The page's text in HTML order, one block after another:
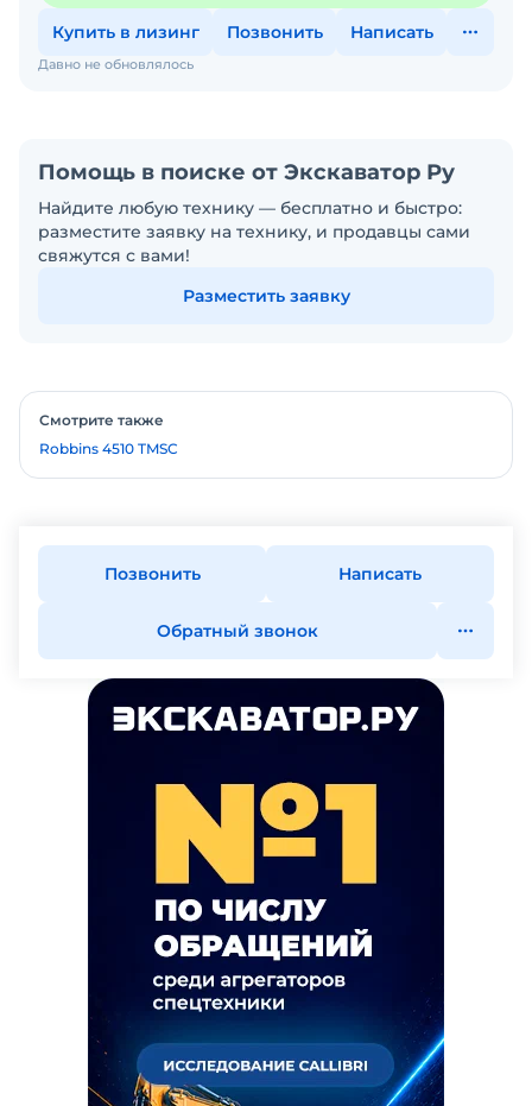
Купить в лизинг Позвонить Написать
Давно не обновлялось
Помощь в поиске от Экскаватор Ру
Найдите любую технику — бесплатно и быстро:
разместите заявку на технику, и продавцы сами
свяжутся с вами!
Разместить заявку
Смотрите также
Robbins 4510 TMSC
Позвонить Написать
Обратный звонок